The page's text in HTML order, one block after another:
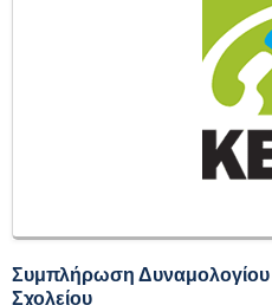
Συμπλήρωση Δυναμολογίου
Σχολείου